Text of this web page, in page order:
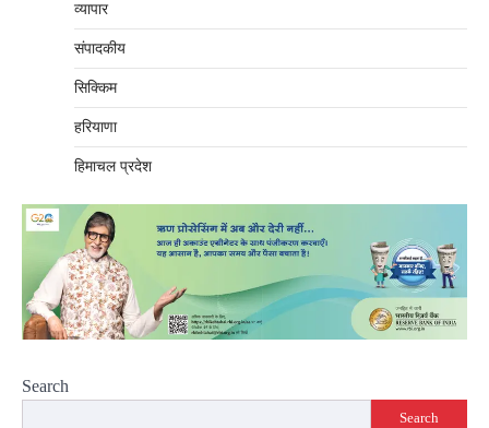
व्यापार
संपादकीय
सिक्किम
हरियाणा
हिमाचल प्रदेश
Search
Search